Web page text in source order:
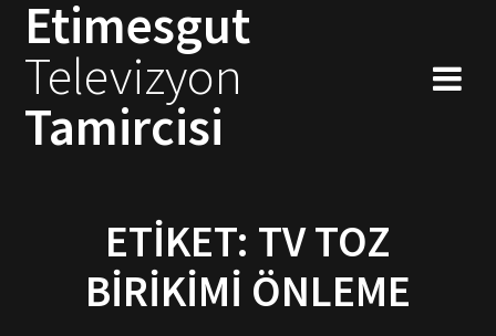
Skip
to
Etimesgut
Televizyon
Tamircisi
ETIKET: TV TOZ
BIRIKIMI ÖNLEME